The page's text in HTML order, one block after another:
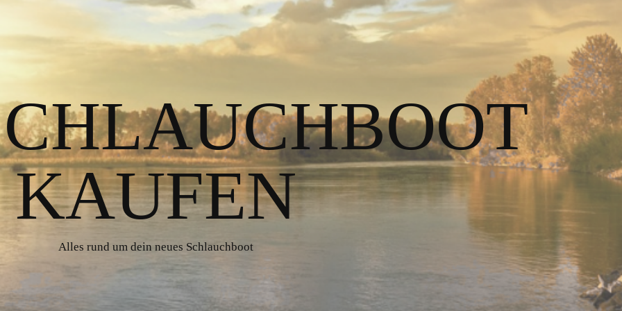
KAUFEN
Alles rund um dein neues Schlauchboot